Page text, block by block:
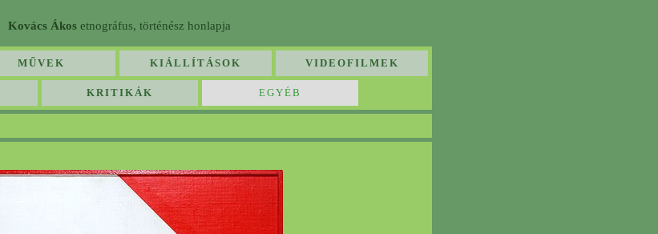
Kovács Ákos etnográfus, történész honlapja
MŰVEK KIÁLLÍTÁSOK VIDEOFILMEK
KRITIKÁK EGYÉB